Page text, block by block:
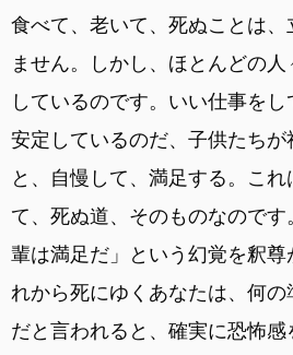
食べて、老いて、死ぬことは、
ません。しかし、ほとんどの
しているのです。いい仕事を
安定しているのだ、子供たち
と、自慢して、満足する。こ
て、死ぬ道、そのものなので
輩は満足だ」という幻覚を釈尊
れから死にゆくあなたは、何
だと言われると、確実に恐怖感